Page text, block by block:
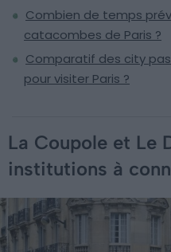
Combien de temps
catacombes de Paris ?
Comparatif des city
pour visiter Paris ?
La Coupole et Le
institutions à